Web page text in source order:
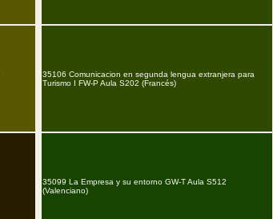
35106 Comunicacion en segunda lengua extranjera para
Turismo I FW-P Aula S202 (Francés)
35099 La Empresa y su entorno GW-T Aula S512
(Valenciano)